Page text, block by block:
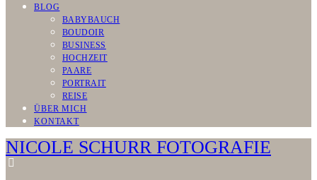
BLOG
BABYBAUCH
BOUDOIR
BUSINESS
HOCHZEIT
PAARE
PORTRAIT
REISE
ÜBER MICH
KONTAKT
NICOLE SCHURR FOTOGRAFIE